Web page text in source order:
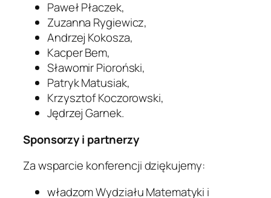
Paweł Płaczek,
Zuzanna Rygiewicz,
Andrzej Kokosza,
Kacper Bem,
Sławomir Pioroński,
Patryk Matusiak,
Krzysztof Koczorowski,
Jędrzej Garnek.
Sponsorzy i partnerzy
Za wsparcie konferencji dziękujemy:
władzom Wydziału Matematyki i